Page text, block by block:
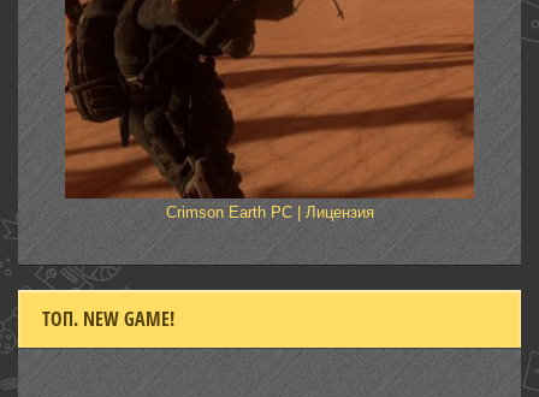
Crimson Earth PC | Лицензия
ТОП. NEW GAME!